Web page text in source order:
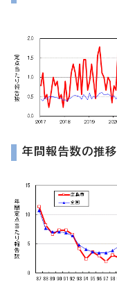
年間報告数の推移